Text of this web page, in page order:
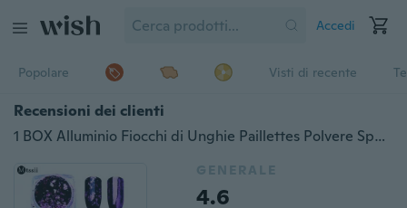
Accedi
Popolare Visti di recente
Recensioni dei clienti
1 BOX Alluminio Fiocchi di Unghie Paillettes Polvere Specchio Magico Glitter Oro Argento Colori Rossi Pigmento Irregolare Decorazione Unghie
GENERALE
4.6